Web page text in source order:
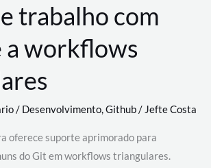
trabalho com
a workflows
/ Desenvolvimento,Github/ Jefte Costa
oferece suporte aprimorado para
do Git em workflows triangulares.